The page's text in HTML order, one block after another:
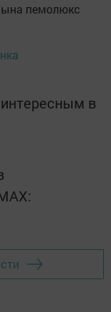
пемолюкс
в